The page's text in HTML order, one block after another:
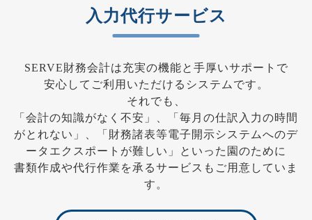
入力代行サービス
SERVE財務会計は充実の機能と手厚いサポートで
安心してご利用いただけるシステムです。
それでも、
「会計の知識がなく不安」、「毎月の仕訳入力の時間
がとれない」、「財務諸表等電子開示システムへのデ
ータエクスポートが難しい」といった園のために
書類作成や代行作業を承るサービスもご用意していま
す。